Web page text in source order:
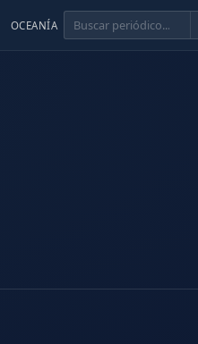
OCEANÍA Buscar